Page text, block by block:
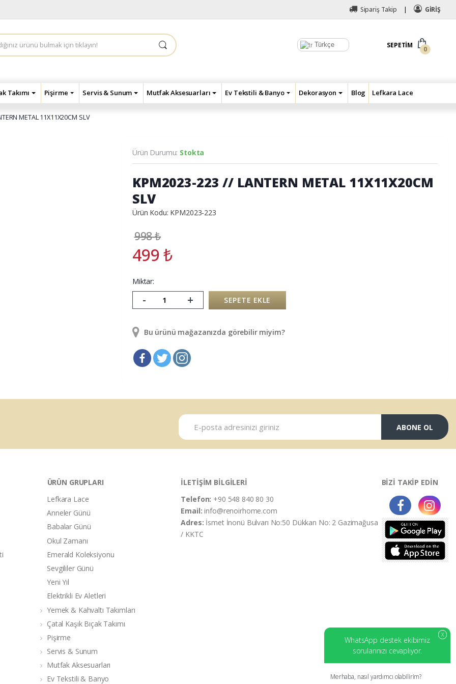
Sipariş Takip GİRİŞ
Türkçe SEPETIM
0
Takımı Pişirme Servis & Sunum Mutfak Aksesuarları Ev Tekstili & Banyo Dekorasyon Blog Lefkara Lace
METAL 11X11X20CM SLV
Ürün Durumu: Stokta
KPM2023-223 // LANTERN METAL 11X11X20CM
SLV
Ürün Kodu: KPM2023-223
998₺
499₺
Miktar:
- + SEPETE EKLE
Bu ürünü mağazanızda görebilir miyim?
ABONE OL
ÜRÜN GRUPLARI
Lefkara Lace
Anneler Günü
Babalar Günü
Okul Zamanı
Emerald Koleksiyonu
Sevgililer Günü
Yeni Yıl
Elektrikli Ev Aletleri
Yemek & Kahvaltı Takımları
Çatal Kaşık Bıçak Takımı
Pişirme
Servis & Sunum
Mutfak Aksesuarları
Ev Tekstili & Banyo
İLETİŞİM BİLGİLERİ
Telefon: +90 548 840 80 30
Email:info@renoirhome.com
Adres: İsmet İnonü Bulvarı No:50 Dükkan No: 2 Gazimağusa
/ KKTC
BİZİ TAKİP EDİN
X
WhatsApp destek ekibimiz
sorularınızı cevaplıyor.
Merhaba, nasıl yardımcı olabilirim?